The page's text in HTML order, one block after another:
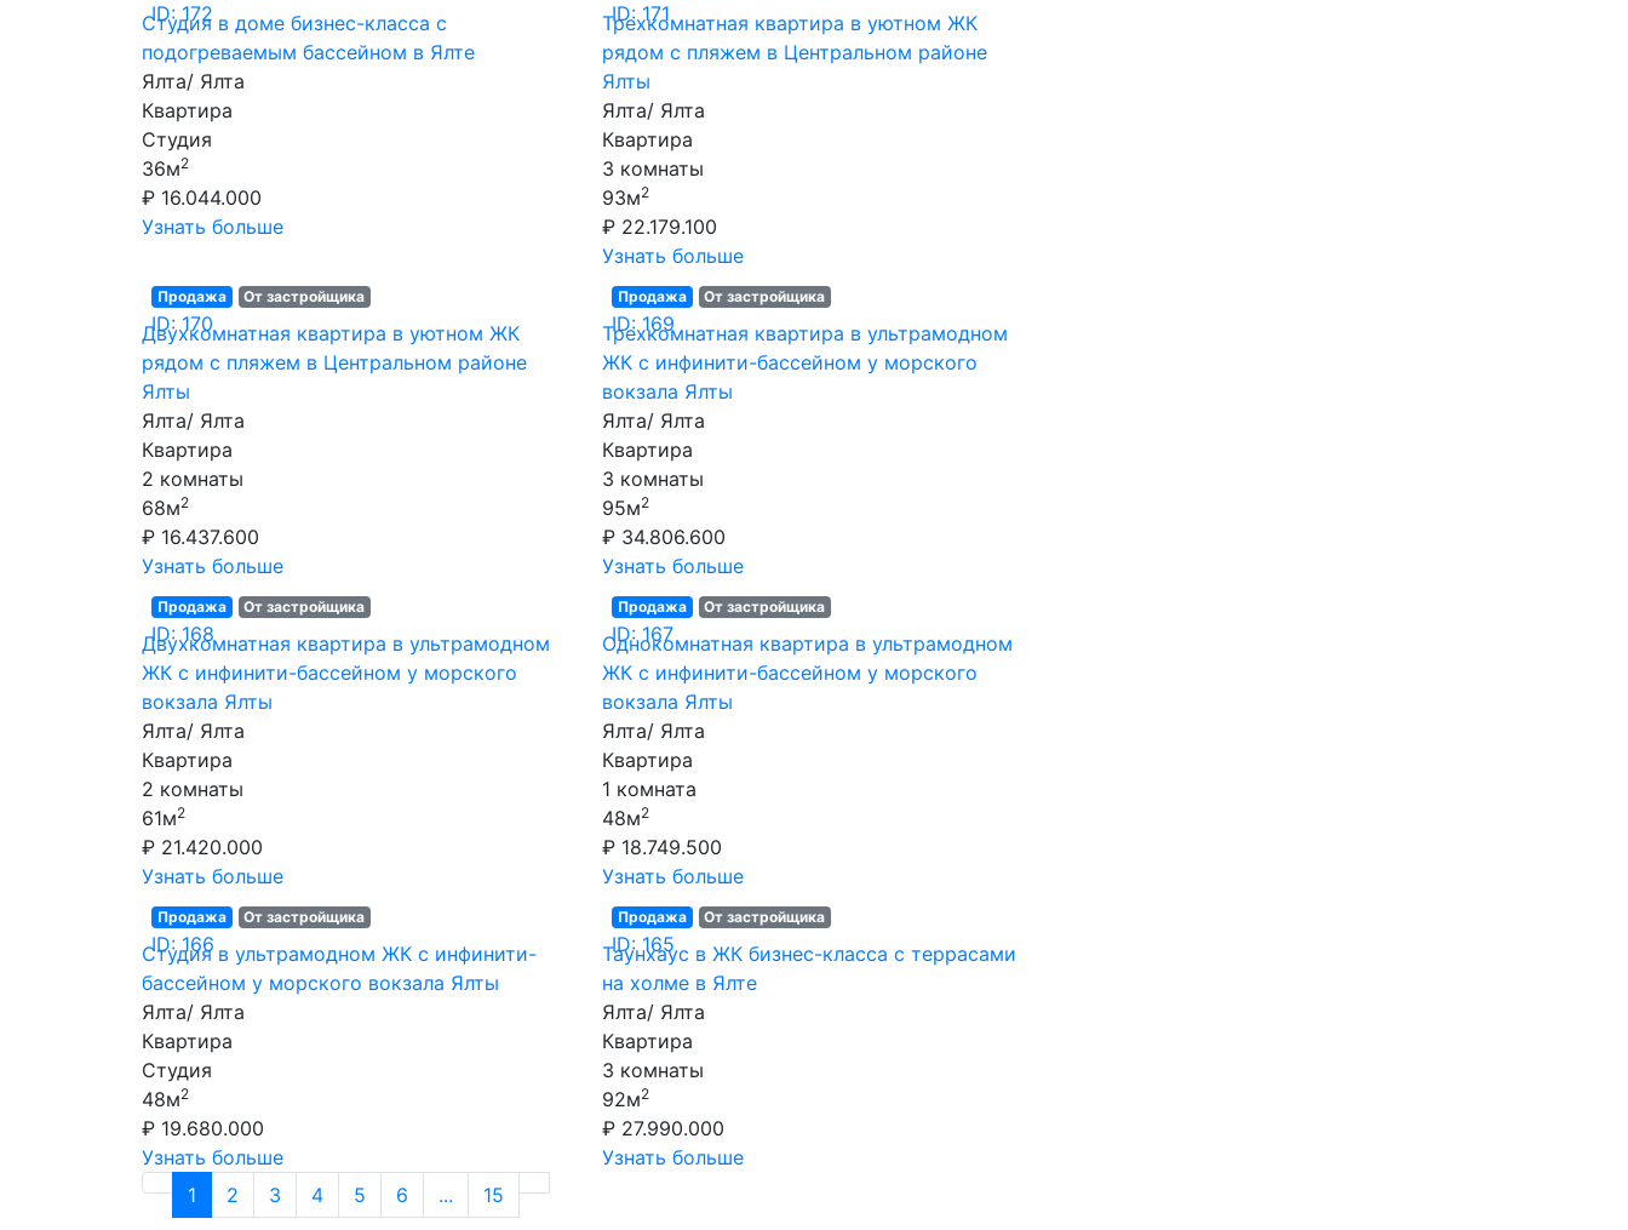
ID: 172
Студия в доме бизнес-класса с
подогреваемым бассейном в Ялте
Ялта/ Ялта
Квартира
Студия
36м2
₽ 16.044.000
Узнать больше
ID: 171
Трехкомнатная квартира в уютном ЖК
рядом с пляжем в Центральном районе
Ялты
Ялта/ Ялта
Квартира
3 комнаты
93м2
₽ 22.179.100
Узнать больше
Продажа От застройщика
ID: 170
Двухкомнатная квартира в уютном ЖК
рядом с пляжем в Центральном районе
Ялты
Ялта/ Ялта
Квартира
2 комнаты
68м2
₽ 16.437.600
Узнать больше
Продажа От застройщика
ID: 169
Трехкомнатная квартира в ультрамодном
ЖК с инфинити-бассейном у морского
вокзала Ялты
Ялта/ Ялта
Квартира
3 комнаты
95м2
₽ 34.806.600
Узнать больше
Продажа От застройщика
ID: 168
Двухкомнатная квартира в ультрамодном
ЖК с инфинити-бассейном у морского
вокзала Ялты
Ялта/ Ялта
Квартира
2 комнаты
61м2
₽ 21.420.000
Узнать больше
Продажа От застройщика
ID: 167
Однокомнатная квартира в ультрамодном
ЖК с инфинити-бассейном у морского
вокзала Ялты
Ялта/ Ялта
Квартира
1 комната
48м2
₽ 18.749.500
Узнать больше
Продажа От застройщика
ID: 166
Студия в ультрамодном ЖК с инфинити-
бассейном у морского вокзала Ялты
Ялта/ Ялта
Квартира
Студия
48м2
₽ 19.680.000
Узнать больше
Продажа От застройщика
ID: 165
Таунхаус в ЖК бизнес-класса с террасами
на холме в Ялте
Ялта/ Ялта
Квартира
3 комнаты
92м2
₽ 27.990.000
Узнать больше
1
2 3 4 5 6 ... 15